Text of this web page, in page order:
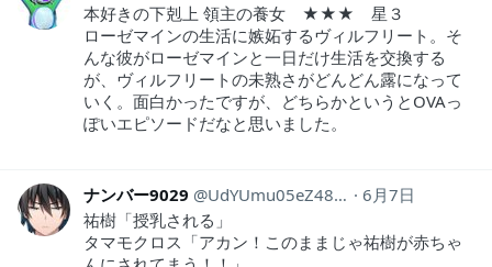
本好きの下剋上 領主の養女 ★★★ 星３
ローゼマインの生活に嫉妬するヴィルフリート。そ
んな彼がローゼマインと一日だけ生活を交換する
が、ヴィルフリートの未熟さがどんどん露になって
いく。面白かったですが、どちらかというとOVAっ
ぽいエピソードだなと思いました。
ナンバー9029 UdYUmu05eZ48830
6月7日
祐樹「授乳される」
タマモクロス「アカン！このままじゃ祐樹が赤ちゃ